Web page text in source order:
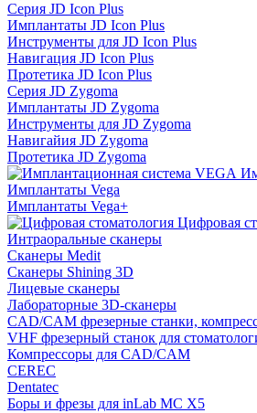
Серия JD Icon Plus
Имплантаты JD Icon Plus
Инструменты для JD Icon Plus
Навигация JD Icon Plus
Протетика JD Icon Plus
Серия JD Zygoma
Имплантаты JD Zygoma
Инструменты для JD Zygoma
Навигайия JD Zygoma
Протетика JD Zygoma
Имплантаты Vega
Имплантаты Vega+
Цифровая
Интраоральные сканеры
Сканеры Medit
Сканеры Shining 3D
Лицевые сканеры
Лабораторные 3D-сканеры
CAD/CAM фрезерные станки,
VHF фрезерный станок для
Компрессоры для CAD/CAM
CEREC
Dentatec
Боры и фрезы для inLab MC X5